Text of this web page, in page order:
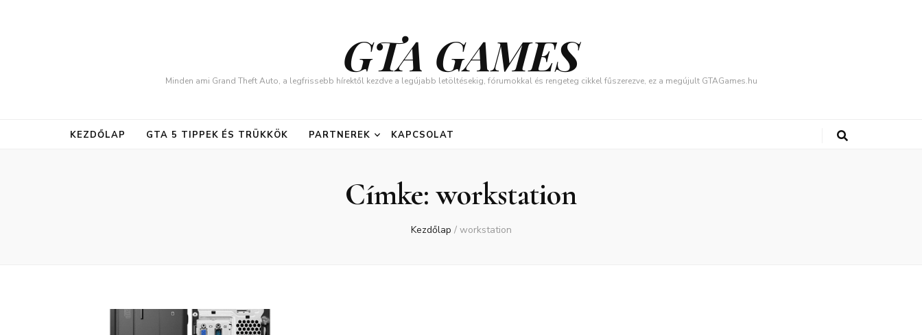
GTA GAMES
Minden ami Grand Theft Auto, a legfrissebb hírektől kezdve a legújabb letöltésekig, fórumokkal és rengeteg cikkel fűszerezve, ez a megújult GTAGames.hu
KEZDŐLAP GTA 5 TIPPEK ÉS TRÜKKÖK PARTNEREK KAPCSOLAT
Címke:workstation
Kezdőlap / workstation